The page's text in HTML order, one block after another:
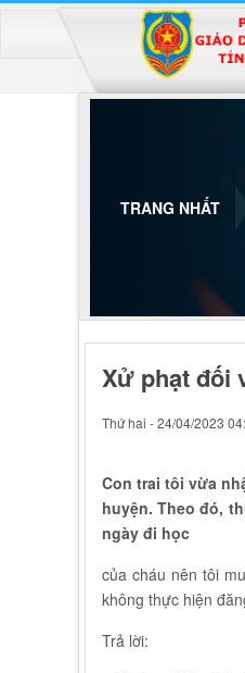
TRANG NHẤT
Xử phạt đối
Thứ hai - 24/04/2023
Con trai tôi vừa
huyện. Theo đó,
ngày đi học
của cháu nên tôi
không thực hiện
Trả lời:
Đã kết nối EMC